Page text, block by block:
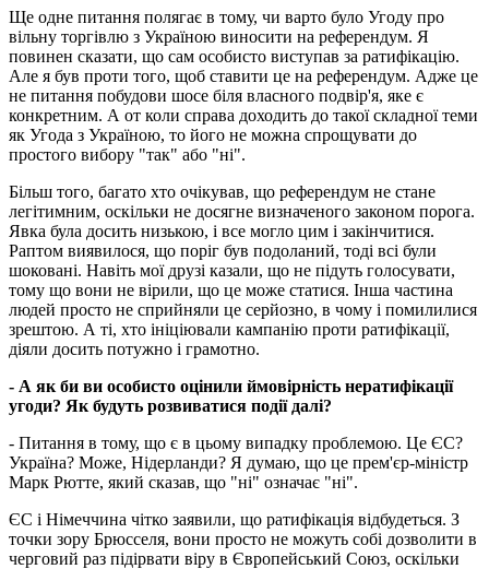
Ще одне питання полягає в тому, чи варто було Угоду про
вільну торгівлю з Україною виносити на референдум. Я
повинен сказати, що сам особисто виступав за ратифікацію.
Але я був проти того, щоб ставити це на референдум. Адже це
не питання побудови шосе біля власного подвір'я, яке є
конкретним. А от коли справа доходить до такої складної теми
як Угода з Україною, то його не можна спрощувати до
простого вибору "так" або "ні".
Більш того, багато хто очікував, що референдум не стане
легітимним, оскільки не досягне визначеного законом порога.
Явка була досить низькою, і все могло цим і закінчитися.
Раптом виявилося, що поріг був подоланий, тоді всі були
шоковані. Навіть мої друзі казали, що не підуть голосувати,
тому що вони не вірили, що це може статися. Інша частина
людей просто не сприйняли це серйозно, в чому і помилилися
зрештою. А ті, хто ініціювали кампанію проти ратифікації,
діяли досить потужно і грамотно.
- А як би ви особисто оцінили ймовірність нератифікації
угоди? Як будуть розвиватися події далі?
- Питання в тому, що є в цьому випадку проблемою. Це ЄС?
Україна? Може, Нідерланди? Я думаю, що це прем'єр-міністр
Марк Рютте, який сказав, що "ні" означає "ні".
ЄС і Німеччина чітко заявили, що ратифікація відбудеться. З
точки зору Брюсселя, вони просто не можуть собі дозволити в
черговий раз підірвати віру в Європейський Союз, оскільки